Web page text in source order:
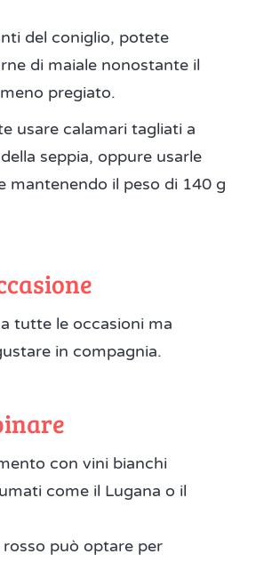
del coniglio, potete
di maiale nonostante il
pregiato.
usare calamari tagliati a
seppia, oppure usarle
mantenendo il peso di 140 g
tutte le occasioni ma
in compagnia.
con vini bianchi
come il Lugana o il
può optare per